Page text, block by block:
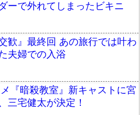
ーで外れてしまったビキニ
交歓』最終回 あの旅行では叶わ
夫婦での入浴
『暗殺教室』新キャストに宮
三宅健太が決定！